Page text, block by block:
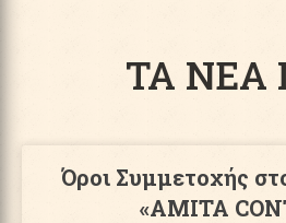
ΤΑ ΝΕΑ
Όροι Συμμετοχής
«AMITA